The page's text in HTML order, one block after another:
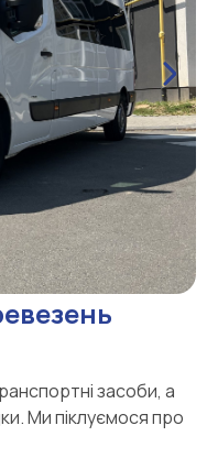
засоби, а
Ми піклуємося про